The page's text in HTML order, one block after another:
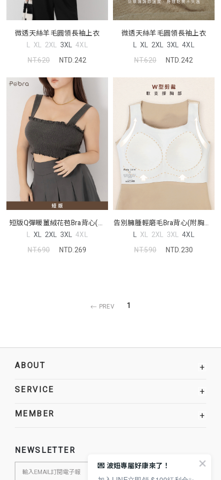
微透天絲羊毛圓領長袖上衣
L XL 2XL 3XL 4XL
NT.620
NTD.242
微透天絲羊毛圓領長袖上衣
L XL 2XL 3XL 4XL
NT.620
NTD.242
短版Q彈暖薑絨花苞Bra背心(附
胸墊) Pobra
L XL 2XL 3XL 4XL
NT.690
NTD.269
告別臃腫輕磨毛Bra背心(附胸墊)
Pobra
L XL 2XL 3XL 4XL
NT.590
NTD.230
PREV 1
ABOUT +
SERVICE +
MEMBER +
NEWSLETTER
💌 波妞專屬好康來了！